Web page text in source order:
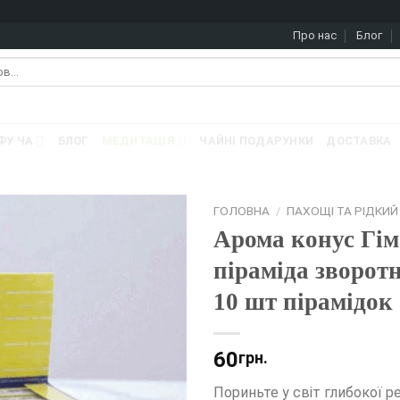
Про нас Блог
ГОЛОВНА / ПАХОЩІ ТА
Арома конус
піраміда
10 шт пірамідок
60грн.
Пориньте у світ глибокої